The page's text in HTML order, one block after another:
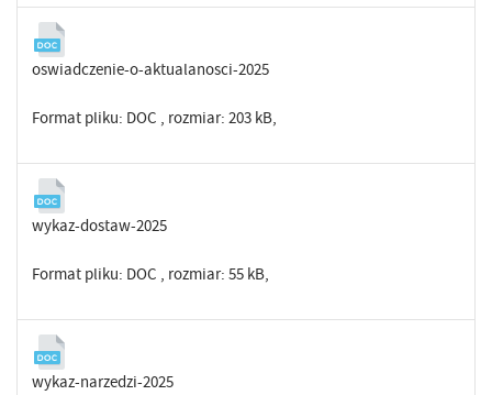
oswiadczenie-o-aktualanosci-2025
Format pliku: DOC , rozmiar: 203 kB,
wykaz-dostaw-2025
Format pliku: DOC , rozmiar: 55 kB,
wykaz-narzedzi-2025